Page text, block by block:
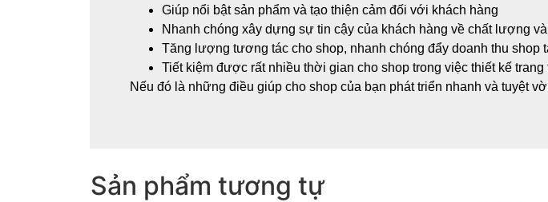
Giúp nổi bật sản phẩm và tạo thiện cảm đối với khách hàng
Nhanh chóng xây dựng sự tin cậy của khách hàng về chất lượng
Tăng lượng tương tác cho shop, nhanh chóng đẩy doanh thu shop
Tiết kiệm được rất nhiều thời gian cho shop trong việc thiết kế trang
Nếu đó là những điều giúp cho shop của bạn phát triển nhanh và tuyệt
Sản phẩm tương tự